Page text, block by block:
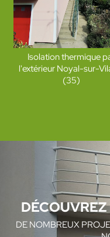
Isolation thermique
l'extérieur Noyal-sur-
(35)
DE NOMBREUX